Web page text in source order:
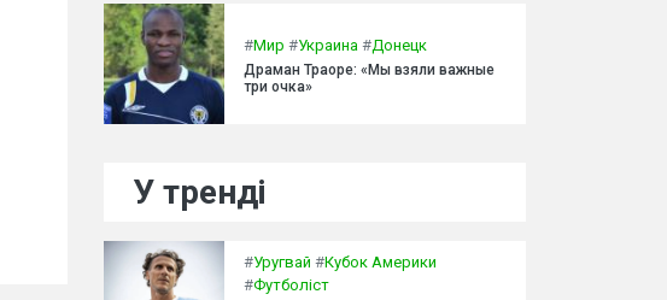
#Мир #Украина #Донецк
Драман Траоре: «Мы взяли важные
три очка»
У тренді
#Уругвай #Кубок Америки
#Футболіст